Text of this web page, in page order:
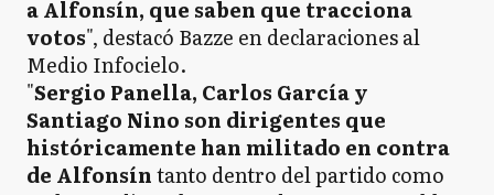
a Alfonsín, que saben que tracciona
votos", destacó Bazze en declaraciones al
Medio Infocielo.
"Sergio Panella, Carlos García y
Santiago Nino son dirigentes que
históricamente han militado en contra
de Alfonsíntanto dentro del partido como